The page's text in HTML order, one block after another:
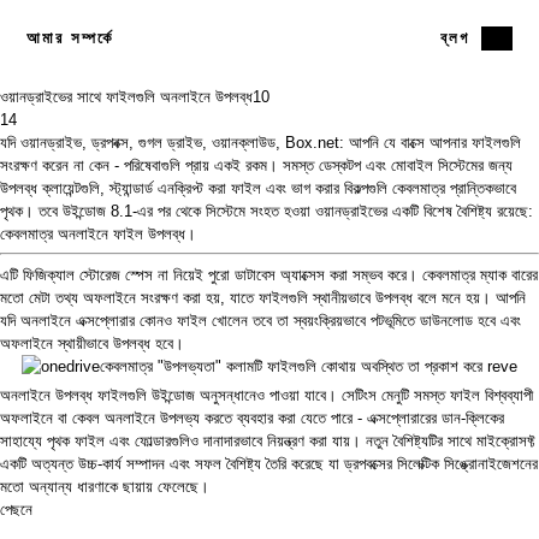
আমার সম্পর্কে ব্লগ
ওয়ানড্রাইভের সাথে ফাইলগুলি অনলাইনে উপলব্ধ10
14
যদি ওয়ানড্রাইভ,ড্রপবক্স গুগল ড্রাইভ, ওয়ানক্লাউড Box.net: আপনি যে বাক্সে আপনার ফাইলগুলি
সংরক্ষণ করেন না কেন - পরিষেবাগুলি প্রায় একই রকম। সমস্ত ডেস্কটপ এবং মোবাইল সিস্টেমের জন্য
উপলব্ধ ক্লায়েন্টগুলি, স্ট্যান্ডার্ড এনক্রিপ্ট করা ফাইল এবং ভাগ করার বিকল্পগুলি কেবলমাত্র প্রান্তিকভাবে
পৃথক। তবে উইন্ডোজ 8.1-এর পর থেকে সিস্টেমে সংহত হওয়া ওয়ানড্রাইভের একটি বিশেষ বৈশিষ্ট্য রয়েছে:
কেবলমাত্র অনলাইনে ফাইল উপলব্ধ।
এটি ফিজিক্যাল স্টোরেজ স্পেস না নিয়েই পুরো ডাটাবেস অ্যাক্সেস করা সম্ভব করে। কেবলমাত্রম্যাক বারের
মতো মেটা তথ্য অফলাইনে সংরক্ষণ করা হয়, যাতে ফাইলগুলি স্থানীয়ভাবে উপলব্ধ বলে মনে হয়। আপনি
যদি অনলাইনে এক্সপ্লোরার কোনও ফাইল খোলেন তবে তা স্বয়ংক্রিয়ভাবে পটভূমিতে ডাউনলোড হবে এবং
অফলাইনে স্থায়ীভাবে উপলব্ধ হবে।
কেবলমাত্র "উপলভ্যতা" কলামটি ফাইলগুলি কোথায় অবস্থিত তা প্রকাশ করে reve
অনলাইনে উপলব্ধ ফাইলগুলি উইন্ডোজ অনুসন্ধানেও পাওয়া যাবে। সেটিংস মেনুটি সমস্ত ফাইল বিশ্বব্যাপী
অফলাইনে বা কেবল অনলাইনে উপলভ্য করতে ব্যবহার করা যেতে পারে - এক্সপ্লোরারের ডান-ক্লিকের
সাহায্যে পৃথক ফাইল এবং ফোল্ডারগুলিও দানাদারভাবে নিয়ন্ত্রণ করা যায়। নতুন বৈশিষ্ট্যটির সাথে মাইক্রোসফ্ট
একটি অত্যন্ত উচ্চ-কার্য সম্পাদন এবং সফল বৈশিষ্ট্য তৈরি করেছে যা ড্রপবক্সের সিলেক্টিক সিঙ্ক্রোনাইজেশনের
মতো অন্যান্য ধারণাকে ছায়ায় ফেলেছে।
পেছনে